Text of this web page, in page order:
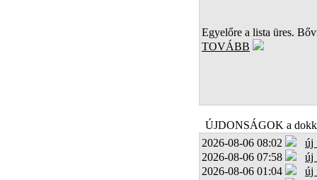
Egyelőre a lista üres.
TOVÁBB
ÚJDONSÁGOK a
2026-08-06 08:02
új
2026-08-06 07:58
új
2026-08-06 01:04
új